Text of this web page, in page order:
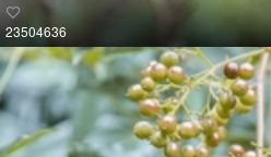
23504636